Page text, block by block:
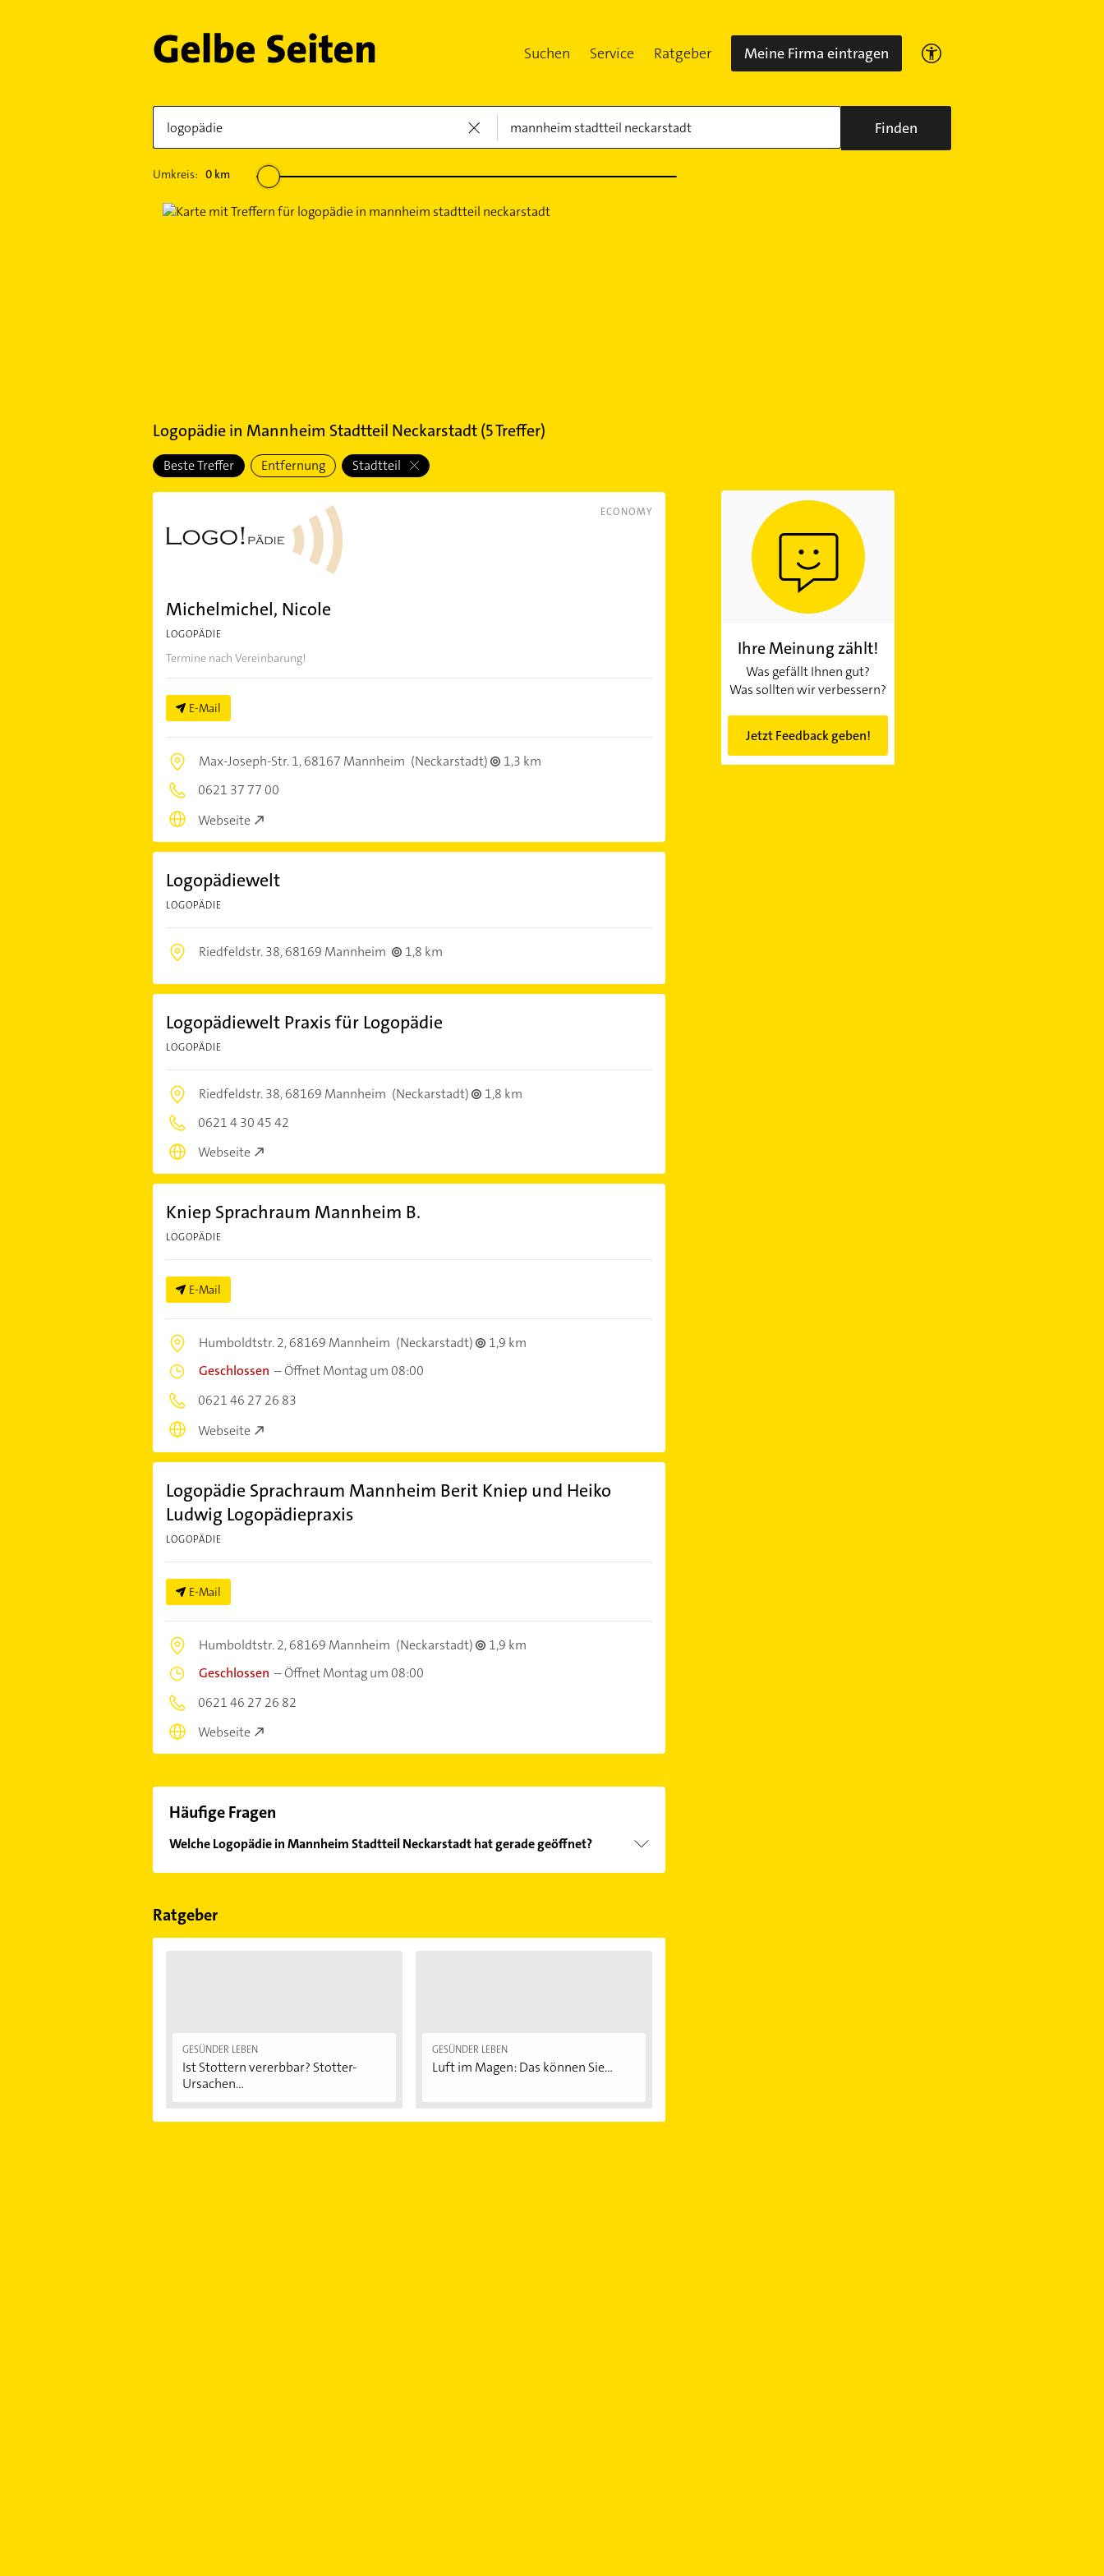
Suchen Service Ratgeber Meine Firma eintragen
Finden
Umkreis: 0km
Logopädiein Mannheim Stadtteil Neckarstadt(5Treffer)
Beste Treffer Entfernung Stadtteil
ECONOMY
Michelmichel, Nicole
LOGOPÄDIE
Termine nach Vereinbarung!
E-Mail
Max-Joseph-Str. 1,68167 Mannheim (Neckarstadt)
1,3 km
0621 37 77 00
Webseite
Logopädiewelt
LOGOPÄDIE
Riedfeldstr. 38,68169 Mannheim 1,8 km
Logopädiewelt Praxis für Logopädie
LOGOPÄDIE
Riedfeldstr. 38,68169 Mannheim (Neckarstadt)
1,8 km
0621 4 30 45 42
Webseite
Kniep Sprachraum Mannheim B.
LOGOPÄDIE
E-Mail
Humboldtstr. 2,68169 Mannheim (Neckarstadt)
1,9 km
Geschlossen –Öffnet Montag um 08:00
0621 46 27 26 83
Webseite
Logopädie Sprachraum Mannheim Berit Kniep und Heiko
Ludwig Logopädiepraxis
LOGOPÄDIE
E-Mail
Humboldtstr. 2,68169 Mannheim (Neckarstadt)
1,9 km
Geschlossen –Öffnet Montag um 08:00
0621 46 27 26 82
Webseite
Häufige Fragen
Welche Logopädie in Mannheim Stadtteil Neckarstadt hat gerade geöffnet?
Im Anbieter-Bereich finden Sie alleÖffnungszeiten. Bitte beachten Sie, dass diese an
Ratgeber
GESÜNDER LEBEN
Ist Stottern vererbbar? Stotter-
Ursachen...
GESÜNDER LEBEN
Luft im Magen: Das können Sie...
Ihre Meinung zählt!
Was gefällt Ihnen gut?
Was sollten wir verbessern?
Jetzt Feedback geben!